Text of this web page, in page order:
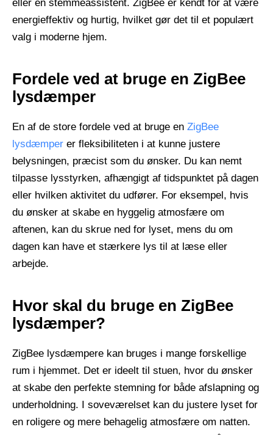
eller en stemmeassistent. ZigBee er kendt for at være
energieffektiv og hurtig, hvilket gør det til et populært
valg i moderne hjem.
Fordele ved at bruge en ZigBee
lysdæmper
En af de store fordele ved at bruge en ZigBee
lysdæmper er fleksibiliteten i at kunne justere
belysningen, præcist som du ønsker. Du kan nemt
tilpasse lysstyrken, afhængigt af tidspunktet på dagen
eller hvilken aktivitet du udfører. For eksempel, hvis
du ønsker at skabe en hyggelig atmosfære om
aftenen, kan du skrue ned for lyset, mens du om
dagen kan have et stærkere lys til at læse eller
arbejde.
Hvor skal du bruge en ZigBee
lysdæmper?
ZigBee lysdæmpere kan bruges i mange forskellige
rum i hjemmet. Det er ideelt til stuen, hvor du ønsker
at skabe den perfekte stemning for både afslapning og
underholdning. I soveværelset kan du justere lyset for
en roligere og mere behagelig atmosfære om natten.